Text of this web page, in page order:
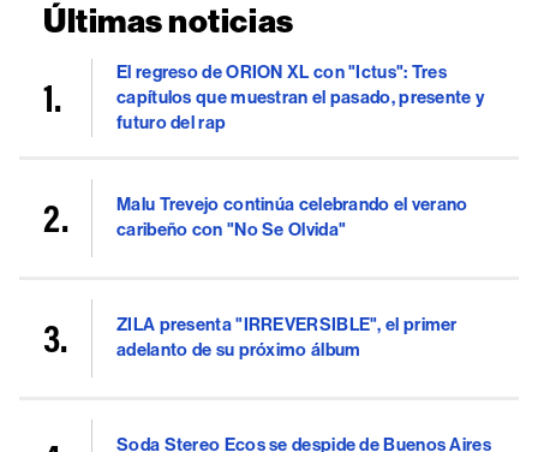
Últimas noticias
El regreso de ORION XL con "Ictus": Tres
capítulos que muestran el pasado, presente y
futuro del rap
Malu Trevejo continúa celebrando el verano
caribeño con "No Se Olvida"
ZILA presenta "IRREVERSIBLE", el primer
adelanto de su próximo álbum
Soda Stereo Ecos se despide de Buenos Aires